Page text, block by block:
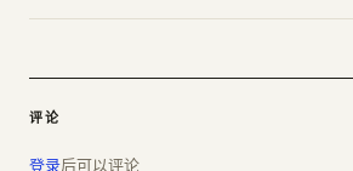
评论
登录后可以评论